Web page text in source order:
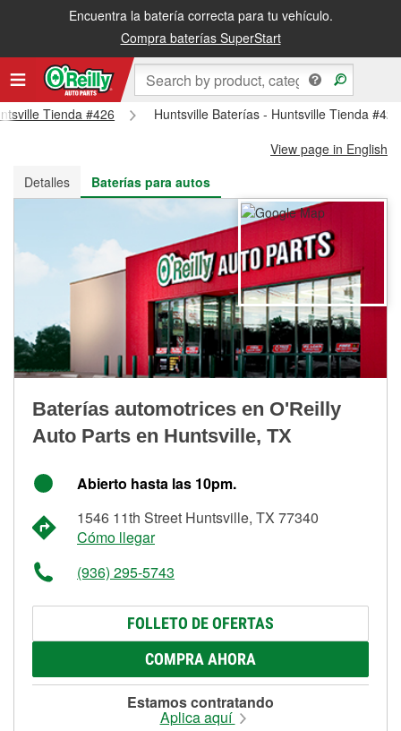
Encuentra la batería correcta para tu vehículo.
Compra baterías SuperStart
Recibe tu orden gratis al día siguiente o recógela en la tienda
Tienda #426
Huntsville Baterías - Huntsville Tienda #426
View page in English
Detalles
Baterías para autos
Baterías automotrices en O'Reilly
Auto Parts en Huntsville, TX
Abierto hasta las 10pm.
1546 11th Street Huntsville, TX 77340
Cómo llegar
(936) 295-5743
FOLLETO DE OFERTAS
COMPRA AHORA
Estamos contratando
Aplica aquí